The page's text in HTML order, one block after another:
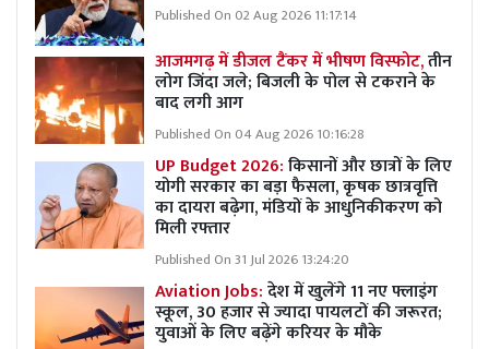
Published On 02 Aug 2026 11:17:14
आजमगढ़ में डीजल टैंकर में भीषण विस्फोट,तीन
लोग जिंदा जले; बिजली के पोल से टकराने के
बाद लगी आग
Published On 04 Aug 2026 10:16:28
UP Budget 2026:किसानों और छात्रों के लिए
योगी सरकार का बड़ा फैसला, कृषक छात्रवृत्ति
का दायरा बढ़ेगा, मंडियों के आधुनिकीकरण को
मिली रफ्तार
Published On 31 Jul 2026 13:24:20
Aviation Jobs:देश में खुलेंगे 11 नए फ्लाइंग
स्कूल, 30 हजार से ज्यादा पायलटों की जरूरत;
युवाओं के लिए बढ़ेंगे करियर के मौके